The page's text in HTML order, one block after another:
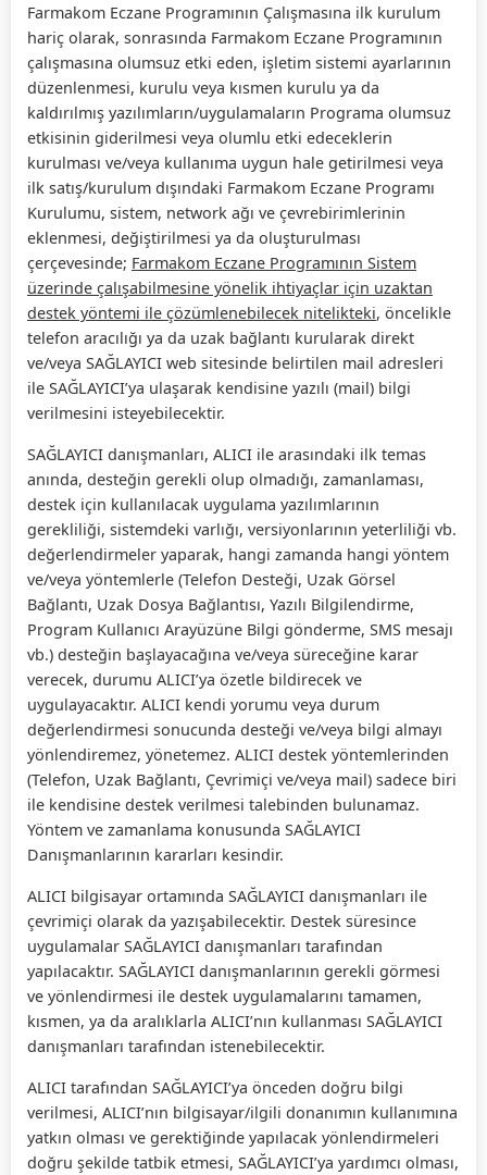
Farmakom Eczane Programının Çalışmasına ilk kurulum
hariç olarak, sonrasında Farmakom Eczane Programının
çalışmasına olumsuz etki eden, işletim sistemi ayarlarının
düzenlenmesi, kurulu veya kısmen kurulu ya da
kaldırılmış yazılımların/uygulamaların Programa olumsuz
etkisinin giderilmesi veya olumlu etki edeceklerin
kurulması ve/veya kullanıma uygun hale getirilmesi veya
ilk satış/kurulum dışındaki Farmakom Eczane Programı
Kurulumu, sistem, network ağı ve çevrebirimlerinin
eklenmesi, değiştirilmesi ya da oluşturulması
çerçevesinde; Farmakom Eczane Programının Sistem
üzerinde çalışabilmesine yönelik ihtiyaçlar için uzaktan
destek yöntemi ile çözümlenebilecek nitelikteki, öncelikle
telefon aracılığı ya da uzak bağlantı kurularak direkt
ve/veya SAĞLAYICI web sitesinde belirtilen mail adresleri
ile SAĞLAYICI’ya ulaşarak kendisine yazılı (mail) bilgi
verilmesini isteyebilecektir.
SAĞLAYICI danışmanları, ALICI ile arasındaki ilk temas
anında, desteğin gerekli olup olmadığı, zamanlaması,
destek için kullanılacak uygulama yazılımlarının
gerekliliği, sistemdeki varlığı, versiyonlarının yeterliliği vb.
değerlendirmeler yaparak, hangi zamanda hangi yöntem
ve/veya yöntemlerle (Telefon Desteği, Uzak Görsel
Bağlantı, Uzak Dosya Bağlantısı, Yazılı Bilgilendirme,
Program Kullanıcı Arayüzüne Bilgi gönderme, SMS mesajı
vb.) desteğin başlayacağına ve/veya süreceğine karar
verecek, durumu ALICI’ya özetle bildirecek ve
uygulayacaktır. ALICI kendi yorumu veya durum
değerlendirmesi sonucunda desteği ve/veya bilgi almayı
yönlendiremez, yönetemez. ALICI destek yöntemlerinden
(Telefon, Uzak Bağlantı, Çevrimiçi ve/veya mail) sadece biri
ile kendisine destek verilmesi talebinden bulunamaz.
Yöntem ve zamanlama konusunda SAĞLAYICI
Danışmanlarının kararları kesindir.
ALICI bilgisayar ortamında SAĞLAYICI danışmanları ile
çevrimiçi olarak da yazışabilecektir. Destek süresince
uygulamalar SAĞLAYICI danışmanları tarafından
yapılacaktır. SAĞLAYICI danışmanlarının gerekli görmesi
ve yönlendirmesi ile destek uygulamalarını tamamen,
kısmen, ya da aralıklarla ALICI’nın kullanması SAĞLAYICI
danışmanları tarafından istenebilecektir.
ALICI tarafından SAĞLAYICI’ya önceden doğru bilgi
verilmesi, ALICI’nın bilgisayar/ilgili donanımın kullanımına
yatkın olması ve gerektiğinde yapılacak yönlendirmeleri
doğru şekilde tatbik etmesi, SAĞLAYICI’ya yardımcı olması,